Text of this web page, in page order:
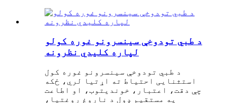
د طبي تودوخې سینسرونو غوره کولو
لپاره کلیدي نظرونه
د طبي تودوخې سینسرونو غوره کول
استثنایی احتیاط ته اړتیا لري، ځکه
چې دقت، اعتبار، خوندیتوب، او اطاعت
په مستقیم ډول د ناروغ روغتیا،